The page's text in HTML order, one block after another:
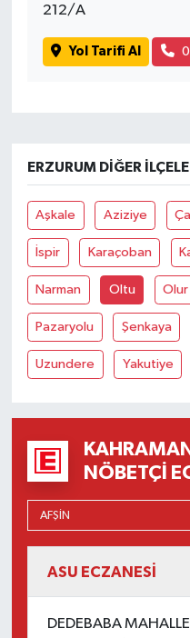
212/A
Yol Tarifi Al
ERZURUM DIĞER
Aşkale Aziziye
İspir Karaçoban
Narman Oltu Olur
Pazaryolu Şenkaya
Uzundere Yakutiye
NÖBETÇI
ASU ECZANESİ
DEDEBABA